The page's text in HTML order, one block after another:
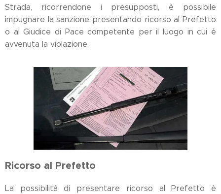
Strada, ricorrendone i presupposti, è possibile
impugnare la sanzione presentando ricorso al Prefetto
o al Giudice di Pace competente per il luogo in cui è
avvenuta la violazione.
Ricorso al Prefetto
La possibilità di presentare ricorso al Prefetto è